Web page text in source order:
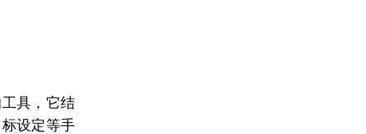
具，它结
设定等手